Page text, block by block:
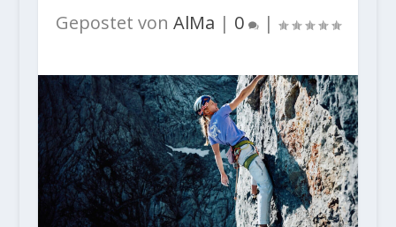
Gepostet von AlMa | 0 |